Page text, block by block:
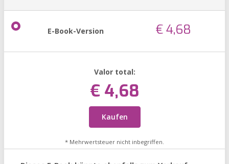
E-Book-Version € 4,68
Valor total:
€ 4,68
Kaufen
* Mehrwertsteuer nicht inbegriffen.